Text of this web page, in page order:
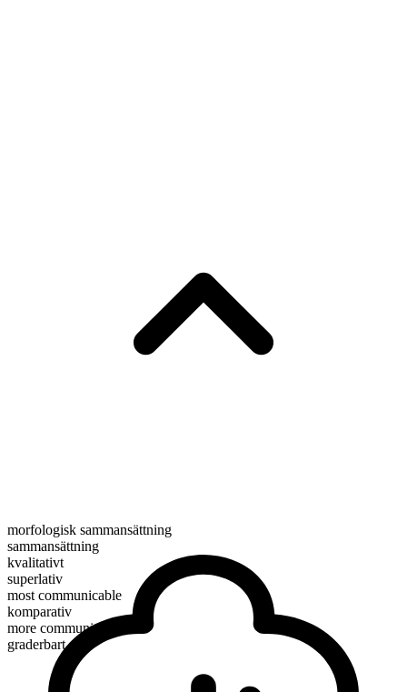
morfologisk sammansättning
sammansättning
kvalitativt
superlativ
most communicable
komparativ
more communicable
graderbart